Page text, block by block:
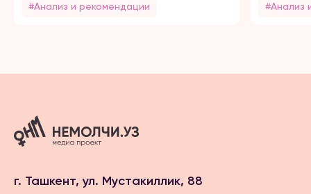
#Анализ и рекомендации #Анализ
г. Ташкент, ул. Мустакиллик, 88